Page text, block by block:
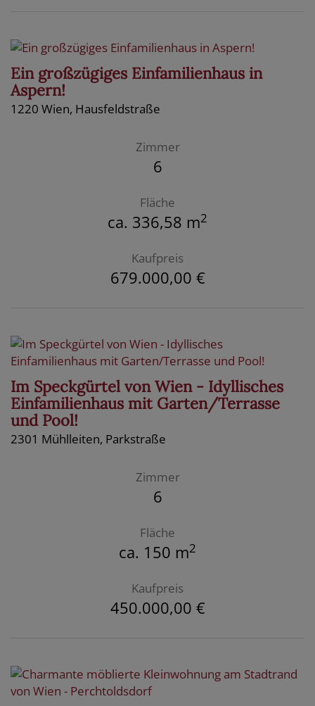
Ein großzügiges Einfamilienhaus in
Aspern!
1220 Wien, Hausfeldstraße
Zimmer
6
Fläche
ca. 336,58 m2
Kaufpreis
679.000,00 €
Im Speckgürtel von Wien - Idyllisches
Einfamilienhaus mit Garten/Terrasse
und Pool!
2301 Mühlleiten, Parkstraße
Zimmer
6
Fläche
ca. 150 m2
Kaufpreis
450.000,00 €